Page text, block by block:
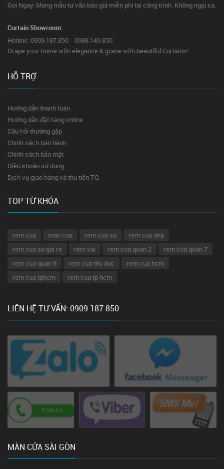
Gọi Ngay: Mang mẫu tư vấn báo giá miễn phí tại công trình. Không ngại xa.
Curtain Showroom:
Hotline: 0909.187.850 - 0988.149.850
Drape your home with elegance & grace with beautiful Curtains!
HỖ TRỢ
Hướng dẫn thanh toán
Hướng dẫn đặt hàng online
Câu hỏi thường gặp
Chính sách bảo hành
Chính sách bảo mật
Điều khoản sử dụng
Dịch vụ giao hàng và thu tiền TQ
TOP TỪ KHÓA
rem cua man cua rem cua so
rem cua dep
rem cua so gia re
rem vai rem cua quan 2
rem cua quan 7
rem cua quan 9
rem cua thu duc
rem cua hcm
rem cua tphcm
rem cua tp hcm
LIÊN HỆ TƯ VẤN: 0909 187 850
MÀN CỬA SÀI GÒN